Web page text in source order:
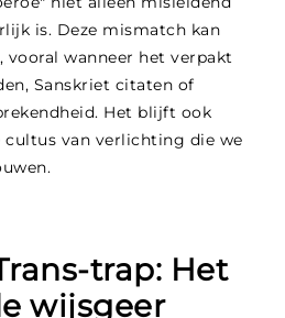
is. Deze mismatch kan
wanneer het verpakt
Sanskriet citaten of
Het blijft ook
cultus van verlichting die we
trap: Het
wijsgeer